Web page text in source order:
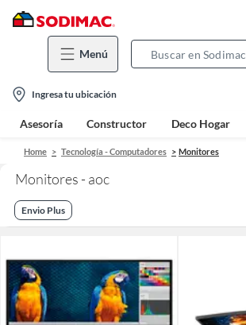
Menú
location-
icon
Ingresa tu ubicación
Asesoría Constructor Deco Hogar
Home Tecnología - Computadores Monitores
Monitores - aoc
Envio Plus